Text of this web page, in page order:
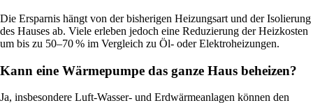
Die Ersparnis hängt von der bisherigen Heizungsart und der Isolierung
des Hauses ab. Viele erleben jedoch eine Reduzierung der Heizkosten
um bis zu 50–70 % im Vergleich zu Öl- oder Elektroheizungen.
Kann eine Wärmepumpe das ganze Haus beheizen?
Ja, insbesondere Luft-Wasser- und Erdwärmeanlagen können den